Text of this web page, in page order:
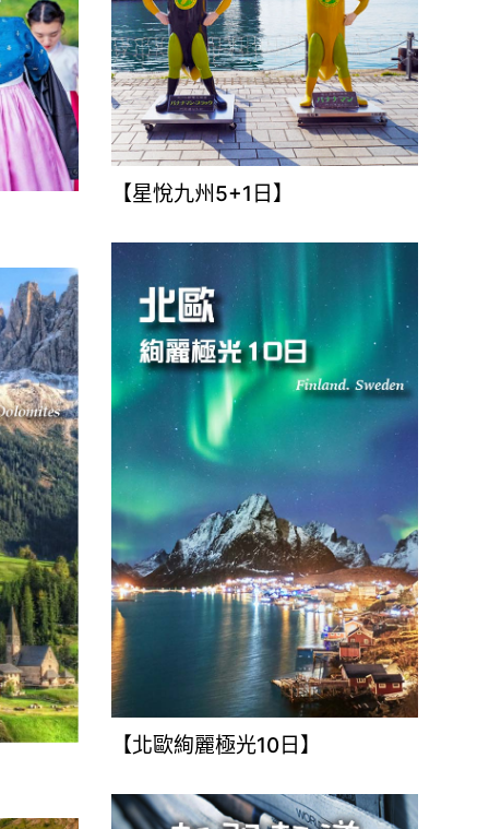
【星悅九州5+1日】
【北歐絢麗極光10日】